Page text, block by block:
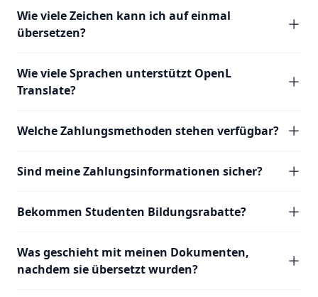
Wie viele Zeichen kann ich auf einmal
übersetzen?
Wie viele Sprachen unterstützt OpenL
Translate?
Welche Zahlungsmethoden stehen verfügbar?
Sind meine Zahlungsinformationen sicher?
Bekommen Studenten Bildungsrabatte?
Was geschieht mit meinen Dokumenten,
nachdem sie übersetzt wurden?